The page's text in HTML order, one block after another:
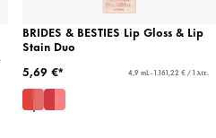
BRIDES & BESTIES Lip Gloss & Lip
Stain Duo
5,69 €*
4,9 mL - 1.161,22 € / 1 λίτ.